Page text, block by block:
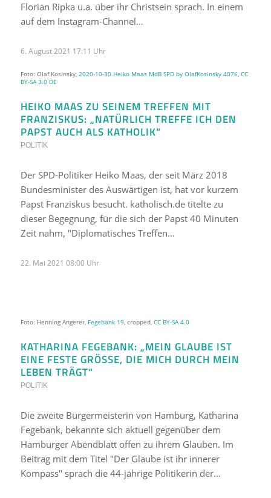
Florian Ripka u.a. über ihr Christsein sprach. In einem
auf dem Instagram-Channel…
6. August 2021 17:11 Uhr
Foto: Olaf Kosinsky, 2020-10-30 Heiko Maas MdB SPD by OlafKosinsky 4076, CC
BY-SA 3.0 DE
HEIKO MAAS ZU SEINEM TREFFEN MIT
FRANZISKUS: „NATÜRLICH TREFFE ICH DEN
PAPST AUCH ALS KATHOLIK“
POLITIK
Der SPD-Politiker Heiko Maas, der seit März 2018
Bundesminister des Auswärtigen ist, hat vor kurzem
Papst Franziskus besucht. katholisch.de titelte zu
dieser Begegnung, für die sich der Papst 40 Minuten
Zeit nahm, "Diplomatisches Treffen…
22. Mai 2021 08:00 Uhr
Foto: Henning Angerer, Fegebank 19, cropped, CC BY-SA 4.0
KATHARINA FEGEBANK: „MEIN GLAUBE IST
EINE FESTE GRÖSSE, DIE MICH DURCH MEIN L
EBEN TRÄGT“
POLITIK
Die zweite Bürgermeisterin von Hamburg, Katharina
Fegebank, bekannte sich aktuell gegenüber dem
Hamburger Abendblatt offen zu ihrem Glauben. Im
Beitrag mit dem Titel "Der Glaube ist ihr innerer
Kompass" sprach die 44-jährige Politikerin der…